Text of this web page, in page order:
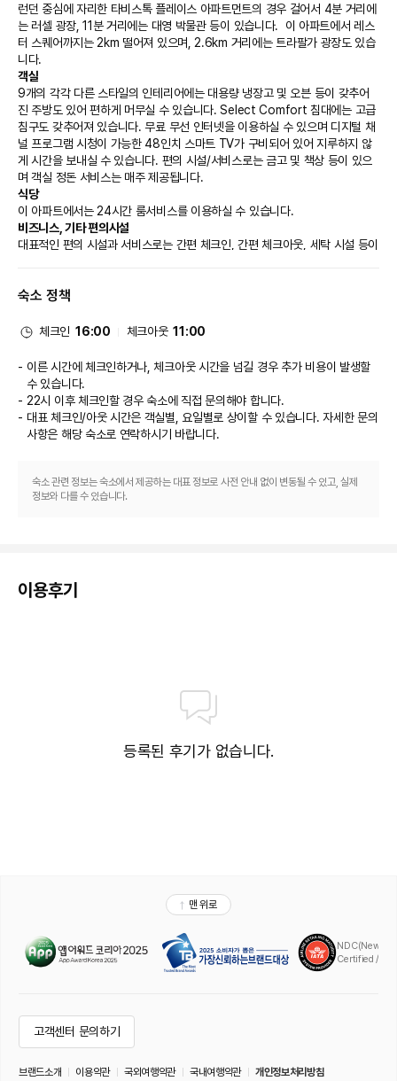
런던 중심에 자리한 타비스톡 플레이스 아파트먼트의 경우 걸어서 4분 거리에
는 러셀 광장, 11분 거리에는 대영 박물관 등이 있습니다.  이 아파트에서 레스
터 스퀘어까지는 2km 떨어져 있으며, 2.6km 거리에는 트라팔가 광장도 있습
니다.
객실
9개의 각각 다른 스타일의 인테리어에는 대용량 냉장고 및 오븐 등이 갖추어
진 주방도 있어 편하게 머무실 수 있습니다. Select Comfort 침대에는 고급
침구도 갖추어져 있습니다. 무료 무선 인터넷을 이용하실 수 있으며 디지털 채
널 프로그램 시청이 가능한 48인치 스마트 TV가 구비되어 있어 지루하지 않
게 시간을 보내실 수 있습니다. 편의 시설/서비스로는 금고 및 책상 등이 있으
며 객실 정돈 서비스는 매주 제공됩니다.
식당
이 아파트에서는 24시간 룸서비스를 이용하실 수 있습니다.
비즈니스, 기타 편의시설
대표적인 편의 시설과 서비스로는 간편 체크인, 간편 체크아웃, 세탁 시설 등이
숙소 정책
체크인 16:00 체크아웃 11:00
이른 시간에 체크인하거나, 체크아웃 시간을 넘길 경우 추가 비용이 발생할
수 있습니다.
22시 이후 체크인할 경우 숙소에 직접 문의해야 합니다.
대표 체크인/아웃 시간은 객실별, 요일별로 상이할 수 있습니다. 자세한 문의
사항은 해당 숙소로 연락하시기 바랍니다.
숙소 관련 정보는 숙소에서 제공하는 대표 정보로 사전 안내 없이 변동될 수 있고, 실제
정보와 다를 수 있습니다.
이용후기
등록된 후기가 없습니다.